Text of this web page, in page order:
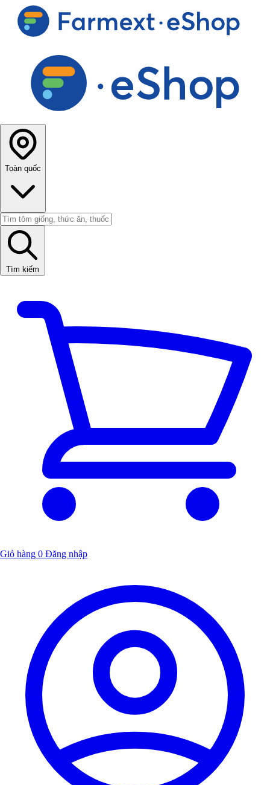
Toàn quốc
Tìm kiếm
Giỏ hàng 0 Đăng nhập